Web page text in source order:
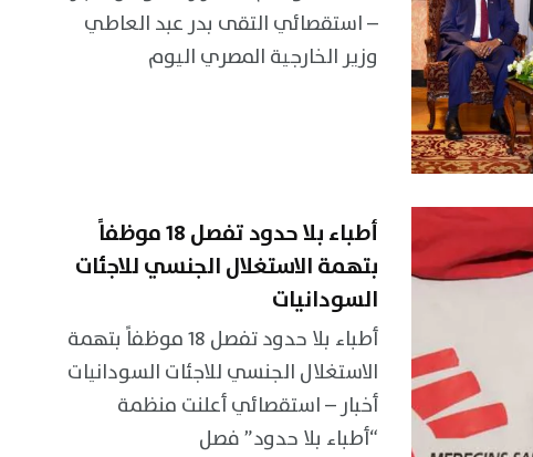
– استقصائي التقى بدر عبد العاطي
وزير الخارجية المصري اليوم
أطباء بلا حدود تفصل 18 موظفاً
بتهمة الاستغلال الجنسي للاجئات
السودانيات
أطباء بلا حدود تفصل 18 موظفاً بتهمة
الاستغلال الجنسي للاجئات السودانيات
أخبار – استقصائي أعلنت منظمة
“أطباء بلا حدود” فصل